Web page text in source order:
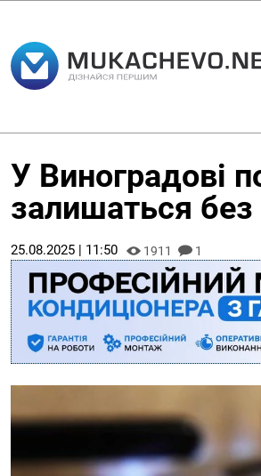
У Виноградові
залишаться без
25.08.2025 | 11:50 1911 1